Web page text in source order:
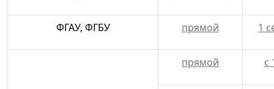
ФГАУ, ФГБУ прямой 1
прямой с